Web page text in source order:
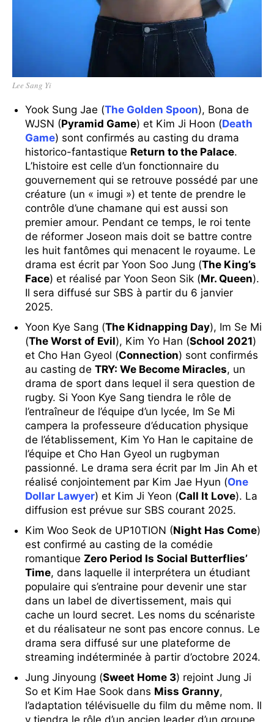
Lee Sang Yi
Yook Sung Jae (The Golden Spoon), Bona de
WJSN (Pyramid Game) et Kim Ji Hoon (Death
Game) sont confirmés au casting du drama
historico-fantastique Return to the Palace.
L’histoire est celle d’un fonctionnaire du
gouvernement qui se retrouve possédé par une
créature (un « imugi ») et tente de prendre le
contrôle d’une chamane qui est aussi son
premier amour. Pendant ce temps, le roi tente
de réformer Joseon mais doit se battre contre
les huit fantômes qui menacent le royaume. Le
drama est écrit par Yoon Soo Jung (The King’s
Face) et réalisé par Yoon Seon Sik (Mr. Queen).
Il sera diffusé sur SBS à partir du 6 janvier
2025.
Yoon Kye Sang (The Kidnapping Day), Im Se Mi
(The Worst of Evil), Kim Yo Han (School 2021)
et Cho Han Gyeol (Connection) sont confirmés
au casting de TRY: We Become Miracles, un
drama de sport dans lequel il sera question de
rugby. Si Yoon Kye Sang tiendra le rôle de
l’entraîneur de l’équipe d’un lycée, Im Se Mi
campera la professeure d’éducation physique
de l’établissement, Kim Yo Han le capitaine de
l’équipe et Cho Han Gyeol un rugbyman
passionné. Le drama sera écrit par Im Jin Ah et
réalisé conjointement par Kim Jae Hyun (One
Dollar Lawyer) et Kim Ji Yeon (Call It Love). La
diffusion est prévue sur SBS courant 2025.
Kim Woo Seok de UP10TION (Night Has Come)
est confirmé au casting de la comédie
romantique Zero Period Is Social Butterflies’
Time, dans laquelle il interprétera un étudiant
populaire qui s’entraine pour devenir une star
dans un label de divertissement, mais qui
cache un lourd secret. Les noms du scénariste
et du réalisateur ne sont pas encore connus. Le
drama sera diffusé sur une plateforme de
streaming indéterminée à partir d’octobre 2024.
Jung Jinyoung (Sweet Home 3) rejoint Jung Ji
So et Kim Hae Sook dans Miss Granny,
l’adaptation télévisuelle du film du même nom. Il
y tiendra le rôle d’un ancien leader d’un groupe